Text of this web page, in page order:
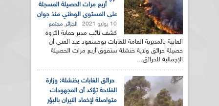
أربع مرات الحصيلة المسجلة
على المستوى الوطني منذ جوان
10 يوليو 2021 الجزائر, مجتمع
كشف نائب مدير حماية الثروة
الغابية بالمديرية العامة للغابات بومسعود عبد الغني أن
حصيلة حرائق ولاية خنشلة ستفوق أربع مرات الحصيلة
الإجمالية للحرائق...
حرائق الغابات بخنشلة: وزارة
الفلاحة تؤكد أن المجهودات
متواصلة لإخماد النيران بالبؤر